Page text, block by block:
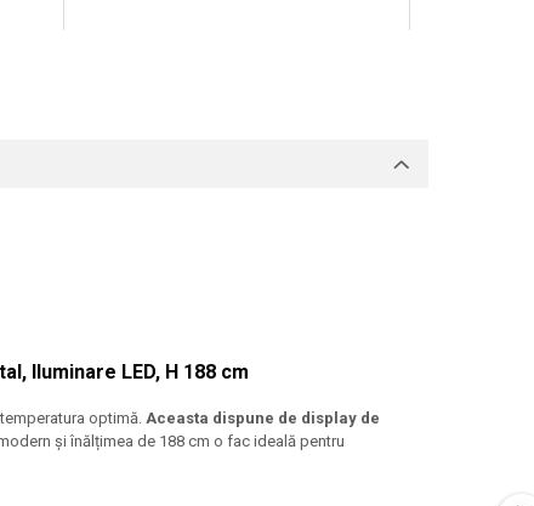
Iluminare LED, H 188 cm
optimă. Aceasta dispune de display de
și înălțimea de 188 cm o fac ideală pentru